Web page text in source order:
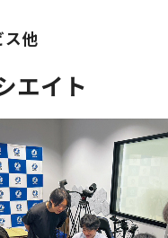
ス他
エイト